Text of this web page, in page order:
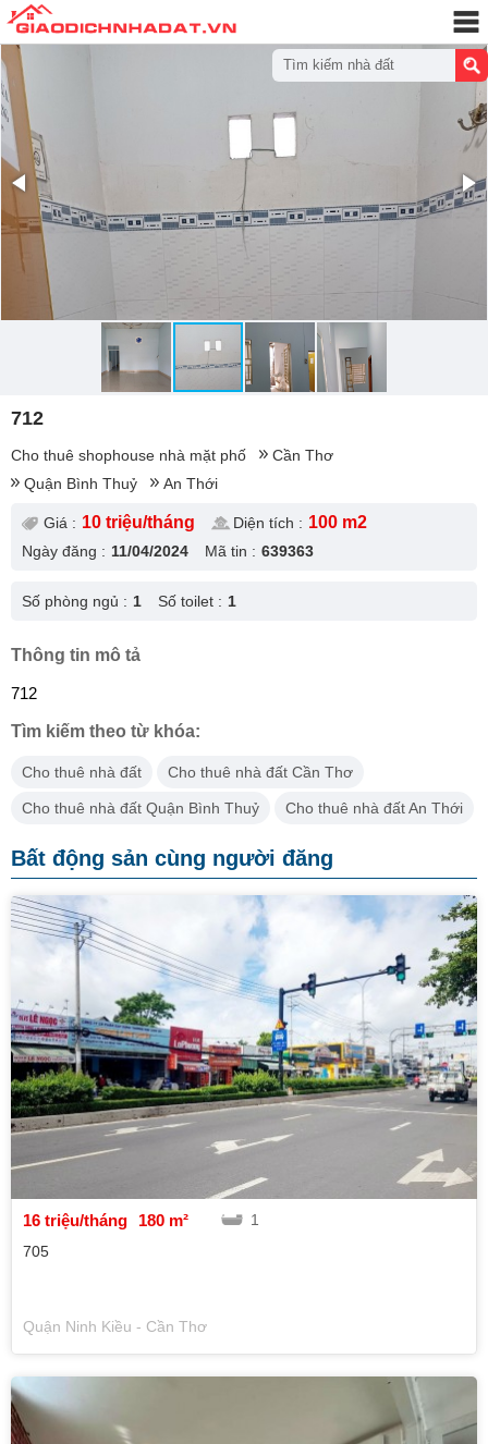
712
Cho thuê shophouse nhà mặt phố
Cần Thơ
Quận Bình Thuỷ
An Thới
Giá : 10 triệu/tháng Diện tích : 100 m2
Ngày đăng : 11/04/2024 Mã tin : 639363
Số phòng ngủ : 1 Số toilet : 1
Thông tin mô tả
712
Tìm kiếm theo từ khóa:
Cho thuê nhà đất Cho thuê nhà đất Cần Thơ
Cho thuê nhà đất Quận Bình Thuỷ Cho thuê nhà đất An Thới
Bất động sản cùng người đăng
16 triệu/tháng 180 m²
1
705
Quận Ninh Kiều - Cần Thơ
Tìm kiếm nhà đất